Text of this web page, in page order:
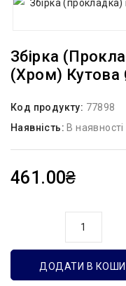
Збірка
(хром) Кутова
Код продукту: 77898
Наявність: В наявності
461.00₴
ДОДАТИ В